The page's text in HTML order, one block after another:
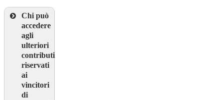
Chi può
accedere
agli
ulteriori
contributi
riservati
ai
vincitori
di